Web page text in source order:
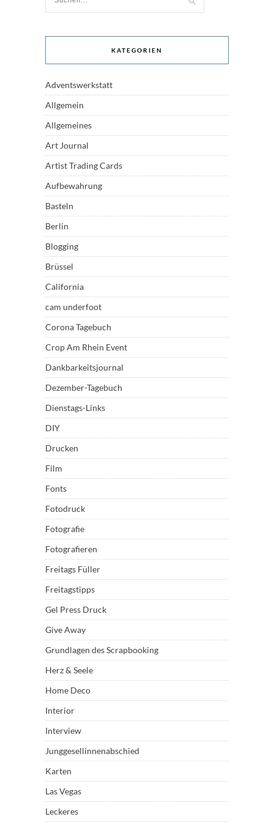
KATEGORIEN
Adventswerkstatt
Allgemein
Allgemeines
Art Journal
Artist Trading Cards
Aufbewahrung
Basteln
Berlin
Blogging
Brüssel
California
cam underfoot
Corona Tagebuch
Crop Am Rhein Event
Dankbarkeitsjournal
Dezember-Tagebuch
Dienstags-Links
DIY
Drucken
Film
Fonts
Fotodruck
Fotografie
Fotografieren
Freitags Füller
Freitagstipps
Gel Press Druck
Give Away
Grundlagen des Scrapbooking
Herz & Seele
Home Deco
Interior
Interview
Junggesellinnenabschied
Karten
Las Vegas
Leckeres